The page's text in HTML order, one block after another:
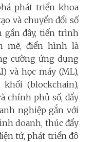
phát triển khoa
và chuyển đổi số
gần đây, tiến trình
mẽ, điển hình là
cường ứng dụng
và học máy (ML),
(blockchain),
chính phủ số, đẩy
nghiệp gắn với
doanh, thúc đẩy
tử, phát triển đô